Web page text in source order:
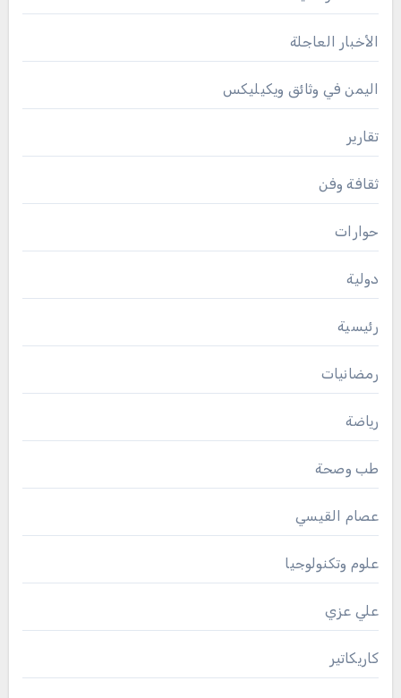
الأخبار العاجلة
اليمن في وثائق ويكيليكس
تقارير
ثقافة وفن
حوارات
دولية
رئيسية
رمضانيات
رياضة
طب وصحة
عصام القيسي
علوم وتكنولوجيا
علي عزي
كاريكاتير